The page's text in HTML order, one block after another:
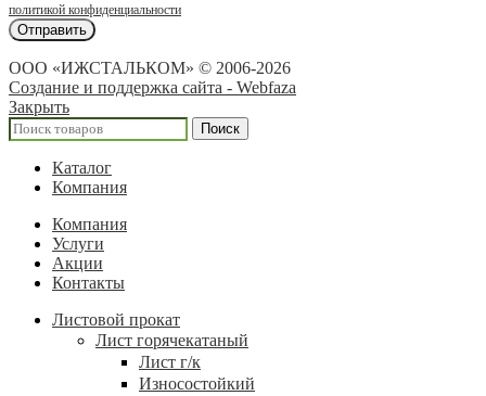
политикой конфиденциальности
ООО «ИЖСТАЛЬКОМ» © 2006-2026
Создание и поддержка сайта - Webfaza
Закрыть
Поиск
Каталог
Компания
Компания
Услуги
Акции
Контакты
Листовой прокат
Лист горячекатаный
Лист г/к
Износостойкий